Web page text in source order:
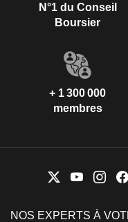
N°1 du Conseil
Boursier
+ 1 300 000
membres
NOS EXPERTS À